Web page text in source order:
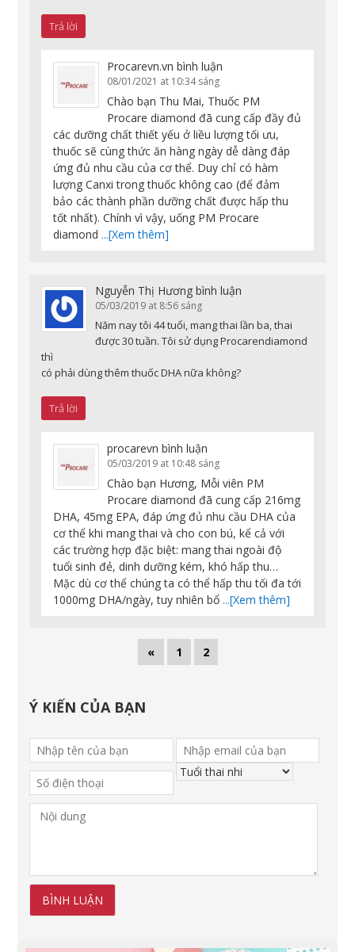
Trả lời
Procarevn.vn bình luận
08/01/2021 at 10:34 sáng
Chào bạn Thu Mai, Thuốc PM
Procare diamond đã cung cấp đầy đủ
các dưỡng chất thiết yếu ở liều lượng tối ưu,
thuốc sẽ cùng thức ăn hàng ngày dễ dàng đáp
ứng đủ nhu cầu của cơ thể. Duy chỉ có hàm
lượng Canxi trong thuốc không cao (để đảm
bảo các thành phần dưỡng chất được hấp thu
tốt nhất). Chính vì vậy, uống PM Procare
diamond ...[Xem thêm]
Nguyễn Thị Hương bình luận
05/03/2019 at 8:56 sáng
Năm nay tôi 44 tuổi, mang thai lần ba, thai
được 30 tuần. Tôi sử dụng Procarendiamond
thì
có phải dùng thêm thuốc DHA nữa không?
Trả lời
procarevn bình luận
05/03/2019 at 10:48 sáng
Chào bạn Hương, Mỗi viên PM
Procare diamond đã cung cấp 216mg
DHA, 45mg EPA, đáp ứng đủ nhu cầu DHA của
cơ thể khi mang thai và cho con bú, kể cả với
các trường hợp đặc biệt: mang thai ngoài độ
tuổi sinh đẻ, dinh dưỡng kém, khó hấp thu…
Mặc dù cơ thể chúng ta có thể hấp thu tối đa tới
1000mg DHA/ngày, tuy nhiên bổ ...[Xem thêm]
« 1 2
Ý KIẾN CỦA BẠN